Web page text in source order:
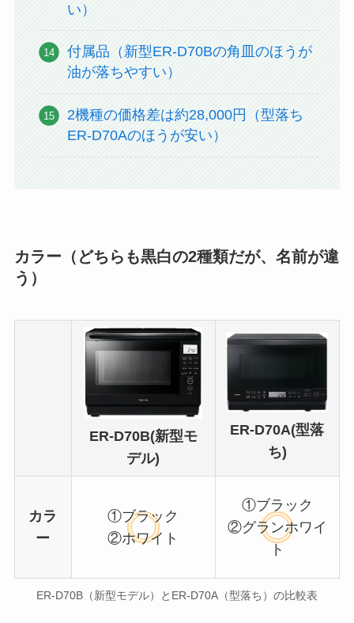
い）
付属品（新型ER-D70Bの角皿のほうが
油が落ちやすい）
2機種の価格差は約28,000円（型落ち
ER-D70Aのほうが安い）
カラー（どちらも黒白の2種類だが、名前が違
う）
ER-D70B(新型モ
デル)
ER-D70A(型落
ち)
カラ
ー
①ブラック
②ホワイト
①ブラック
②グランホワイ
ト
ER-D70B（新型モデル）とER-D70A（型落ち）の比較表